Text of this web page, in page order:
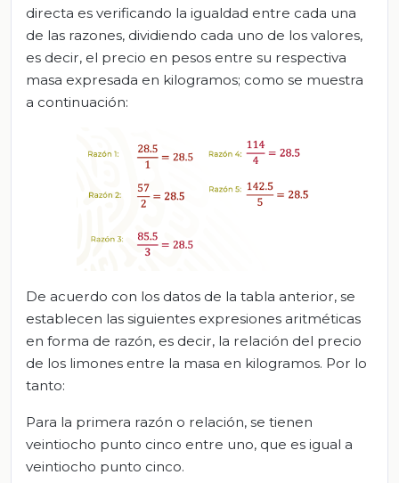
directa es verificando la igualdad entre cada una
de las razones, dividiendo cada uno de los valores,
es decir, el precio en pesos entre su respectiva
masa expresada en kilogramos; como se muestra
a continuación:
De acuerdo con los datos de la tabla anterior, se
establecen las siguientes expresiones aritméticas
en forma de razón, es decir, la relación del precio
de los limones entre la masa en kilogramos. Por lo
tanto:
Para la primera razón o relación, se tienen
veintiocho punto cinco entre uno, que es igual a
veintiocho punto cinco.